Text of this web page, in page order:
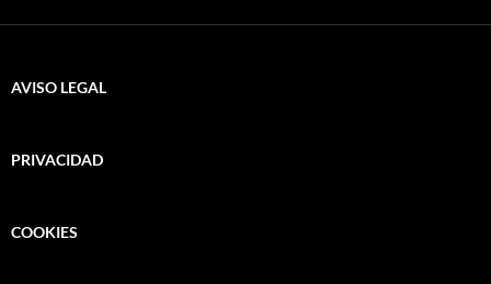
AVISO LEGAL
PRIVACIDAD
COOKIES